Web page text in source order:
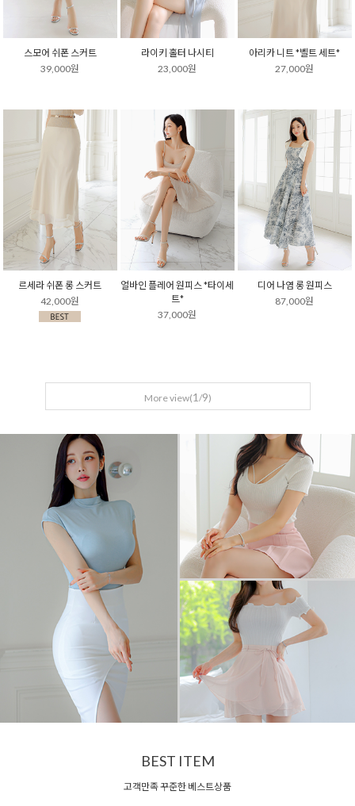
스모어 쉬폰 스커트
39,000원
라이키 홀터 나시티
23,000원
아리카 니트 *벨트 세트*
27,000원
르세라 쉬폰 롱 스커트
42,000원
얼바인 플레어 원피스 *타이세
트*
37,000원
디어 나염 롱 원피스
87,000원
More view(1 /9)
BEST ITEM
고객만족 꾸준한 베스트상품